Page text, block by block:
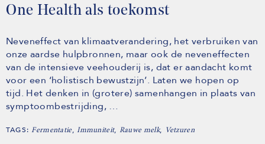
One Health als toekomst
Neveneffect van klimaatverandering, het verbruiken van
onze aardse hulpbronnen, maar ook de neveneffecten
van de intensieve veehouderij is, dat er aandacht komt
voor een ‘holistisch bewustzijn’. Laten we hopen op
tijd. Het denken in (grotere) samenhangen in plaats van
symptoombestrijding, …
TAGS:Fermentatie,Immuniteit, Rauwe melk, Vetzuren